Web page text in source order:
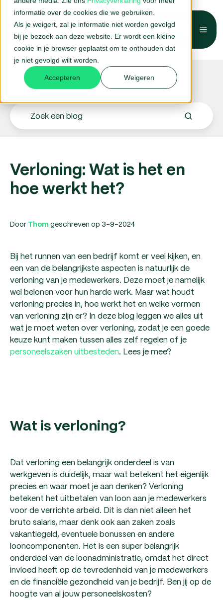
informatie over de cookies die we gebruiken.
Als je weigert, zal je informatie niet worden gevolgd
bij je bezoek aan deze website. Er wordt een kleine
cookie in je browser geplaatst om te onthouden dat
je niet gevolgd wilt worden.
Accepteren Weigeren
Belafspraak →
Blogs.
Verloning: Wat is het en
hoe werkt het?
Door Thom geschreven op 3-9-2024
Bij het runnen van een bedrijf komt er veel kijken, en
een van de belangrijkste aspecten is natuurlijk de
verloning van je medewerkers. Deze moet je namelijk
wel belonen voor hun harde werk. Maar wat houdt
verloning precies in, hoe werkt het en welke vormen
van verloning zijn er? In deze blog leggen we alles uit
wat je moet weten over verloning, zodat je een goede
keuze kunt maken tussen alles zelf regelen of je
personeelszaken uitbesteden. Lees je mee?
Wat is verloning?
Dat verloning een belangrijk onderdeel is van
werkgeven is duidelijk, maar wat betekent het eigenlijk
precies en waar moet je aan denken? Verloning
betekent het uitbetalen van loon aan je medewerkers
voor de verrichte arbeid. Dit is dan niet alleen het
bruto salaris, maar denk ook aan zaken zoals
vakantiegeld, eventuele bonussen en andere
looncomponenten. Het is een super belangrijk
onderdeel van de loonadministratie, omdat het direct
invloed heeft op de tevredenheid van je medewerkers
en de financiële gezondheid van je bedrijf. Ben jij op de
hoogte van al jouw personeelskosten?